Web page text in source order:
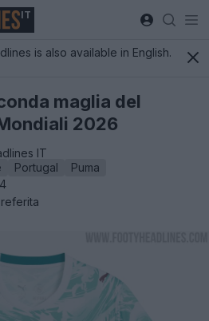
IT
is also available in English.
maglia del
2026
IT
Portugal
Puma